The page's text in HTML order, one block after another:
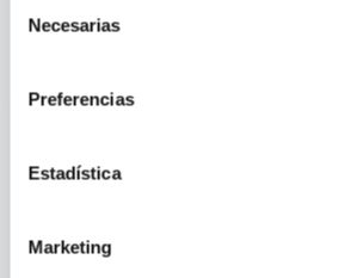
Necesarias
Preferencias
Estadística
Marketing
PORQUE TAMBIÉN
VISTE